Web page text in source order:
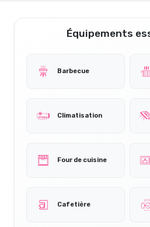
Équipements
Barbecue
Climatisation
Four de cuisine
Cafetière